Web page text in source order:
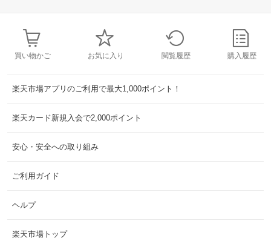
買い物かご お気に入り 閲覧履歴 購入履歴
楽天市場アプリのご利用で最大1,000ポイント！
楽天カード新規入会で2,000ポイント
安心・安全への取り組み
ご利用ガイド
ヘルプ
楽天市場トップ